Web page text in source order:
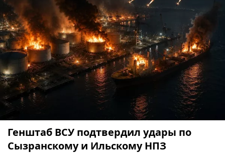
Генштаб ВСУ подтвердил удары по
Сызранскому и Ильскому НПЗ